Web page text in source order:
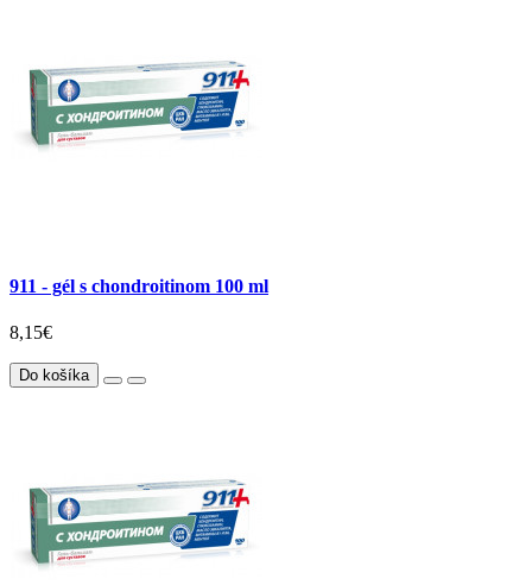
911 - gél s chondroitinom 100 ml
8,15€
Do košíka